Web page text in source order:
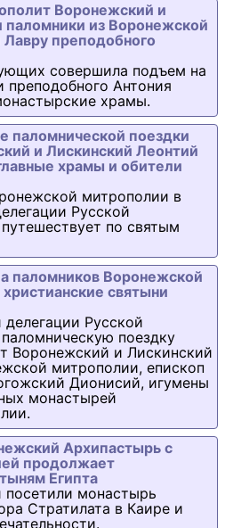
Воронежский и
паломники из Воронежской
преподобного
совершила подъем на
преподобного Антония
храмы.
паломнической поездки
и Лискинский Леонтий
храмы и обители
митрополии в
Русской
по святым
паломников Воронежской
святыни
Русской
поездку
Воронежский и Лискинский
митрополии, епископ
Дионисий, игумены
монастырей
Архипастырь с
продолжает
Египта
посетили монастырь
Стратилата в Каире и